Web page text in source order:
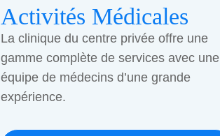
Activités Médicales
La clinique du centre privée offre une
gamme complète de services avec une
équipe de médecins d’une grande
expérience.